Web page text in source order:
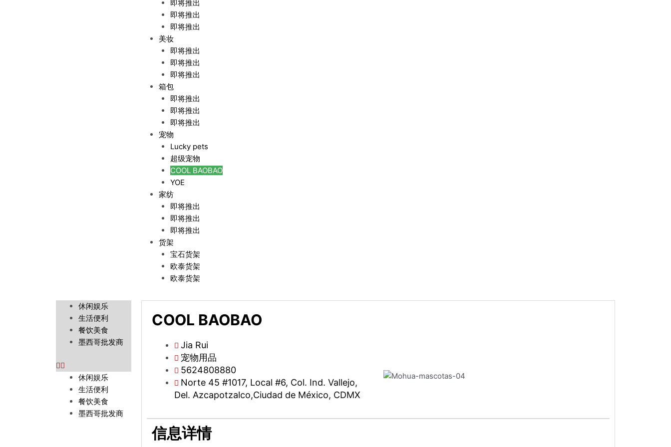
即将推出
即将推出
即将推出
美妆
即将推出
即将推出
即将推出
箱包
即将推出
即将推出
即将推出
宠物
Lucky pets
超级宠物
COOL BAOBAO
YOE
家纺
即将推出
即将推出
即将推出
货架
宝石货架
欧泰货架
欧泰货架
休闲娱乐
生活便利
餐饮美食
墨西哥批发商
M
休闲娱乐
生活便利
餐饮美食
墨西哥批发商
COOL BAOBAO
Jia Rui
宠物用品
5624808880
Norte 45 #1017, Local #6, Col. Ind. Vallejo,
Del. Azcapotzalco,Ciudad de México, CDMX
信息详情